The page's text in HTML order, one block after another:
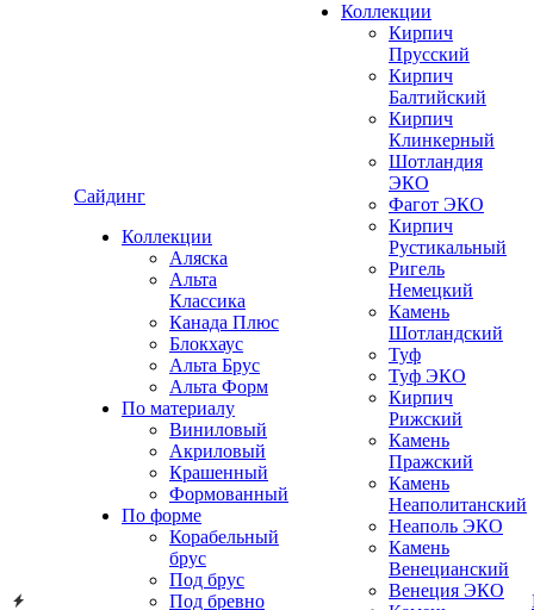
Сайдинг
Коллекции
Аляска
Альта
Классика
Канада Плюс
Блокхаус
Альта Брус
Альта Форм
По материалу
Виниловый
Акриловый
Крашенный
Формованный
По форме
Корабельный
брус
Под брус
Под бревно
Коллекции
Кирпич
Прусский
Кирпич
Балтийский
Кирпич
Клинкерный
Шотландия
ЭКО
Фагот ЭКО
Кирпич
Рустикальный
Ригель
Немецкий
Камень
Шотландский
Туф
Туф ЭКО
Кирпич
Рижский
Камень
Пражский
Камень
Неаполитанский
Неаполь ЭКО
Камень
Венецианский
Венеция ЭКО